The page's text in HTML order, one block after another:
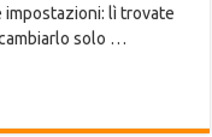
lì trovate
solo …